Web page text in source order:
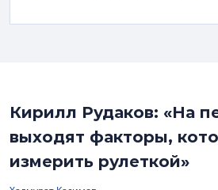
Кирилл Рудаков: «На
выходят факторы,
измерить рулеткой»